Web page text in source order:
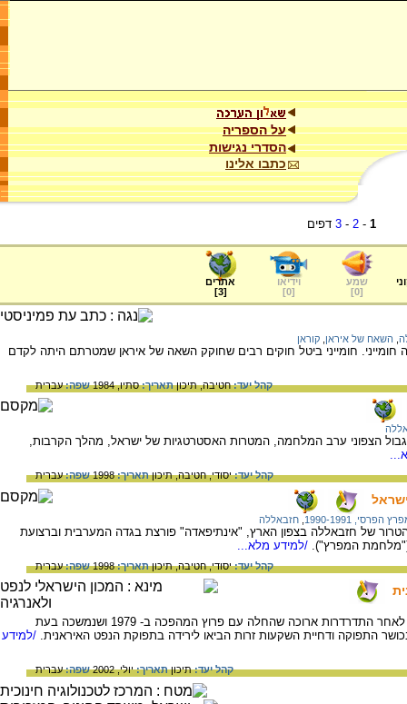
על הספריה
הסדרי נגישות
כתבו אלינו
1
-
2
-
3 דפים
שמע
[
0
]
וידיאו
[
0
]
אתרים
[
3
]
השאח של איראן קוראן
חומייני ביטל חוקים רבים שחוקק השאה של איראן שמטרתם היתה לקדם
קהל יעד:חטיבה,תיכוןתאריך:סתיו, 1984 שפה:עברית
הצפוני ערב המלחמה, המטרות האסטרטגיות של ישראל, מהלך הקרבות,
קהל יעד:יסודי,חטיבה,תיכוןתאריך:1998 שפה:עברית
1990-1991 חזבאללה
של חזבאללה בצפון הארץ, "אינתיפאדה" פורצת בגדה המערבית וברצועת
("מלחמת המפרץ"). /למידע מלא...
קהל יעד:יסודי,חטיבה,תיכוןתאריך:1998 שפה:עברית
תעשיית הנפט האיראנית עומדת בפני משבר, לאחר התדרדרות ארוכה שהחלה עם פרוץ המהפכה ב- 1979 ושנמשכה בעת
התפוקה ודחיית השקעות זרות הביאו לירידה בתפוקת הנפט האיראנית. /למידע
קהל יעד:תיכוןתאריך:יולי, 2002 שפה:עברית